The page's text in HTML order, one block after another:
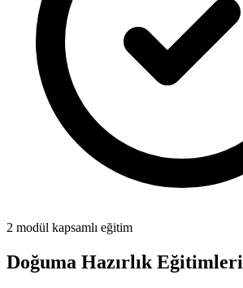
2 modül kapsamlı eğitim
Doğuma Hazırlık Eğitimleri